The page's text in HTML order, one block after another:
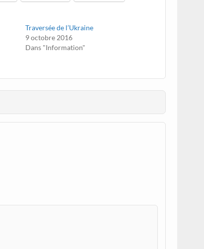
Traversée de l’Ukraine
9 octobre 2016
Dans "Information"